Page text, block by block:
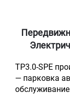
TP3.0-SPE
— парковка